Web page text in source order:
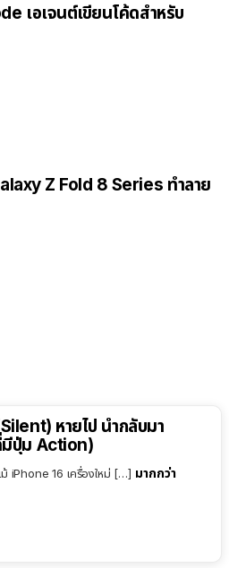
เอเจนต์เขียนโค้ดสำหรับ
Z Fold 8 Series ทำลาย
หายไป นำกลับมา
มีปุ่ม Action)
iPhone 16 เครื่องใหม่ […] มากกว่า